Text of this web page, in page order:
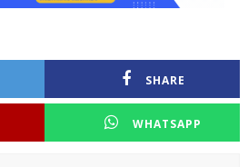
SHARE
WHATSAPP